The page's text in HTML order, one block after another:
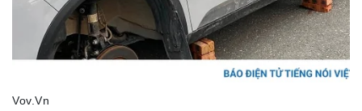
Kinh tế
Khởi nghiệp
Thị trường